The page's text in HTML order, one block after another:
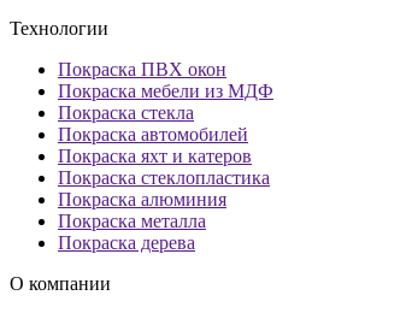
Технологии
Покраска ПВХ окон
Покраска мебели из МДФ
Покраска стекла
Покраска автомобилей
Покраска яхт и катеров
Покраска стеклопластика
Покраска алюминия
Покраска металла
Покраска дерева
О компании